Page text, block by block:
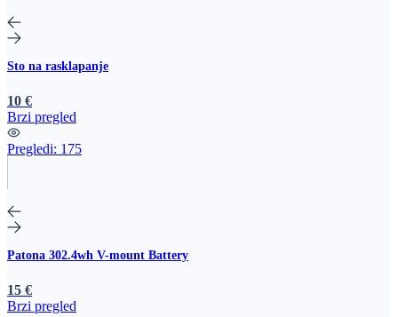
Sto na rasklapanje
10 €
Brzi pregled
Pregledi: 175
Patona 302.4wh V-mount Battery
15 €
Brzi pregled